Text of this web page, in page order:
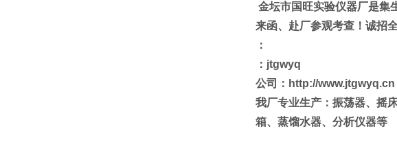
金坛市国旺实验仪器厂是集
来函、赴厂参观考查！诚招
：
：jtgwyq
公司：http://www.jtgwyq.cn
我厂专业生产：振荡器、摇
箱、蒸馏水器、分析仪器等